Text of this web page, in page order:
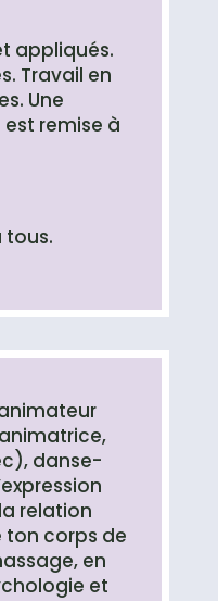
appliqués.
Travail en
Une
remise à
tous.
danse-
relation
ton corps de
en
et